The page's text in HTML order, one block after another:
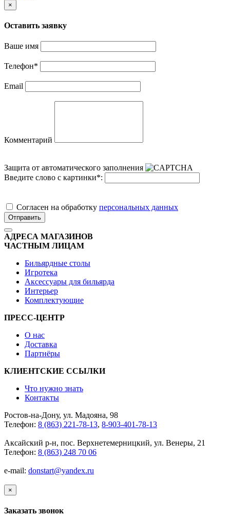
×
Оставить заявку
Ваше имя
Телефон*
Email
Комментарий
Защита от автоматического заполнения
Введите слово с картинки*:
Cогласен на обработку персональных данных
Отправить
АДРЕСА МАГАЗИНОВ
ЧАСТНЫМ ЛИЦАМ
Бильярдные столы
Игротека
Аксессуары для бильярда
Интерьер
Комплектующие
ПРЕСС-ЦЕНТР
О нас
Доставка
Партнёры
КЛИЕНТСКИЕ ССЫЛКИ
Что нужно знать
Контакты
Ростов-на-Дону, ул. Мадояна, 98
Телефон: 8 (863) 221-78-13, 8-903-401-78-13
Аксайский р-н, пос. Верхнетемерницкий, ул. Венеры, 21
Телефон: 8 (863) 248 70 06
e-mail: donstart@yandex.ru
×
Заказать звонок